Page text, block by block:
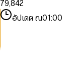
7
8
9
9,8
9
4
5
6
2
3
4
อัปเดต ณ01:00